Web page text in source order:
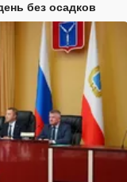
без осадков